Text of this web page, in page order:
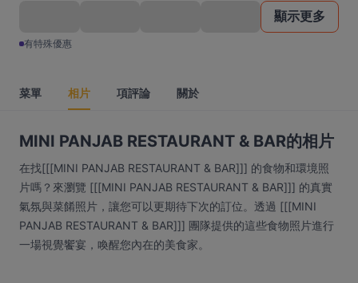
顯示更多
有特殊優惠
菜單 相片 項評論 關於
MINI PANJAB RESTAURANT & BAR的相片
在找[[[MINI PANJAB RESTAURANT & BAR]]] 的食物和環境照
片嗎？來瀏覽 [[[MINI PANJAB RESTAURANT & BAR]]] 的真實
氣氛與菜餚照片，讓您可以更期待下次的訂位。透過 [[[MINI
PANJAB RESTAURANT & BAR]]] 團隊提供的這些食物照片進行
一場視覺饗宴，喚醒您內在的美食家。